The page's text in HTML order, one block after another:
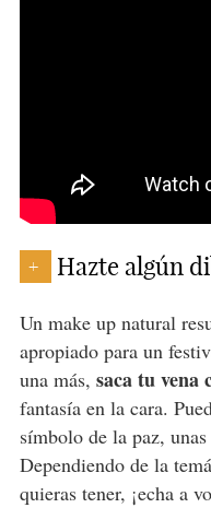
+ Hazte algún
Un make up natural
apropiado para un
una más, saca tu vena
fantasía en la cara.
símbolo de la paz,
Dependiendo de la
quieras tener, ¡echa a